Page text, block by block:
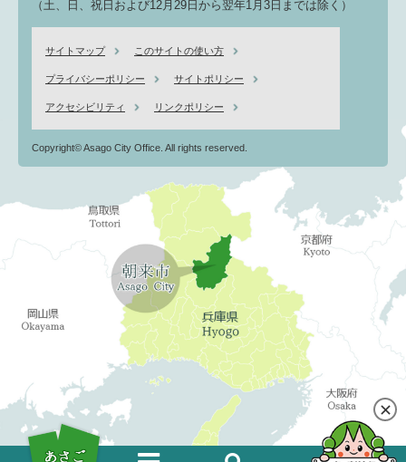
（土、日、祝日および12月29日から翌年1月3日までは除く）
サイトマップ このサイトの使い方
プライバシーポリシー サイトポリシー
アクセシビリティ リンクポリシー
Copyright© Asago City Office. All rights reserved.